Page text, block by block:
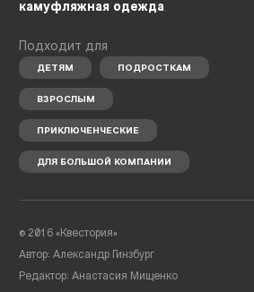
камуфляжная одежда
Подходит для
ДЕТЯМ ПОДРОСТКАМ
ВЗРОСЛЫМ
ПРИКЛЮЧЕНЧЕСКИЕ
ДЛЯ БОЛЬШОЙ КОМПАНИИ
© 2016 «Квестория»
Автор: Александр Гинзбург
Редактор: Анастасия Мищенко